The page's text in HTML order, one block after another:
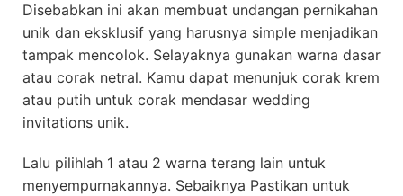
Disebabkan ini akan membuat undangan pernikahan
unik dan eksklusif yang harusnya simple menjadikan
tampak mencolok. Selayaknya gunakan warna dasar
atau corak netral. Kamu dapat menunjuk corak krem
atau putih untuk corak mendasar wedding
invitations unik.
Lalu pilihlah 1 atau 2 warna terang lain untuk
menyempurnakannya. Sebaiknya Pastikan untuk